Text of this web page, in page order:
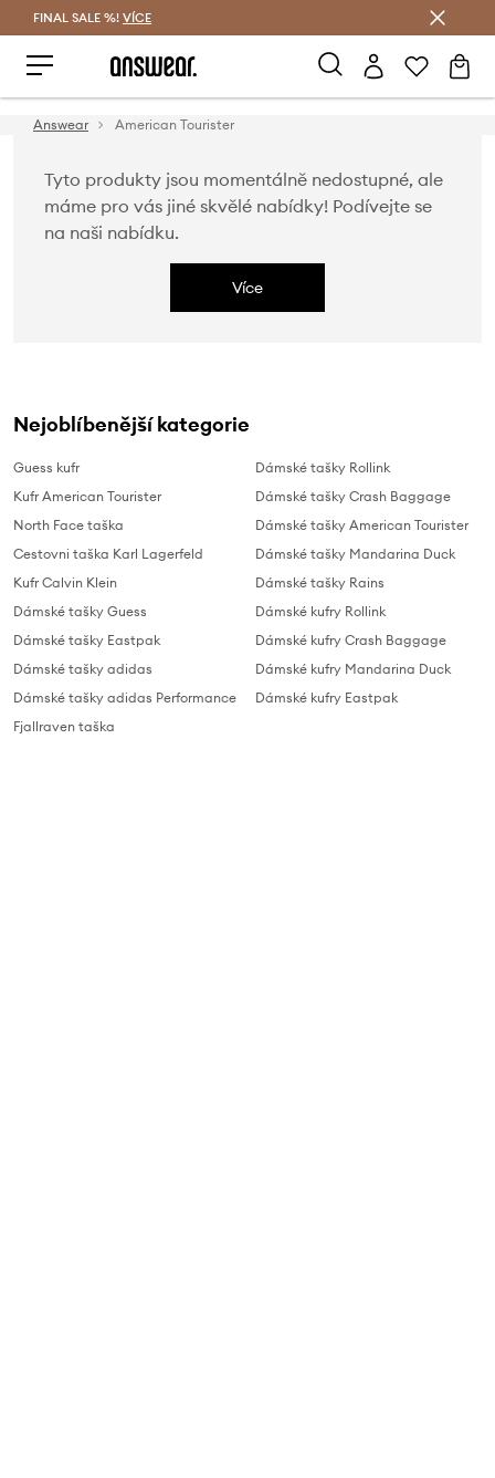
FINAL SALE %! VÍCE
Answear American Tourister
Tyto produkty jsou momentálně nedostupné, ale
máme pro vás jiné skvělé nabídky! Podívejte se
na naši nabídku.
Více
Nejoblíbenější kategorie
Guess kufr
Kufr American Tourister
North Face taška
Cestovni taška Karl Lagerfeld
Kufr Calvin Klein
Dámské tašky Guess
Dámské tašky Eastpak
Dámské tašky adidas
Dámské tašky adidas Performance
Fjallraven taška
Dámské tašky Rollink
Dámské tašky Crash Baggage
Dámské tašky American Tourister
Dámské tašky Mandarina Duck
Dámské tašky Rains
Dámské kufry Rollink
Dámské kufry Crash Baggage
Dámské kufry Mandarina Duck
Dámské kufry Eastpak